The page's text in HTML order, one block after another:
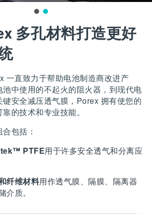
多孔材料打造更好
一直致力于帮助电池制造商改进产
中使用的不起火的阻火器，到现代电
安全减压透气膜，Porex 拥有使您的
的技术和专业技能。
包括：
PTFE用于许多安全透气和分离应
纤维材料用作透气膜、隔膜、隔离器
介质。